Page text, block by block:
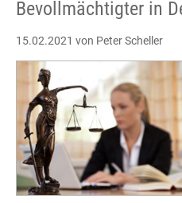
Bevollmächtigter in
15.02.2021 von Peter Scheller